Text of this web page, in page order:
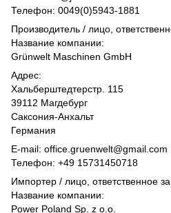
Телефон: 0049(0)5943-1881
Производитель / лицо,
Название компании:
Grünwelt Maschinen GmbH
Адрес:
Хальберштедтерстр. 115
39112 Магдебург
Саксония-Анхальт
Германия
E-mail: office.gruenwelt@gmail.com
Телефон: +49 15731450718
Импортер / лицо, ответственное
Название компании:
Power Poland Sp. z o.o.